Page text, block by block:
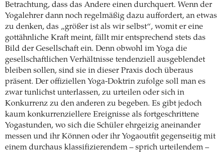
Betrachtung, dass das Andere einen durchquert. Wenn der
Yogalehrer dann noch regelmäßig dazu auffordert, an etwas
zu denken, das „größer ist als wir selbst“, womit er eine
gottähnliche Kraft meint, fällt mir entsprechend stets das
Bild der Gesellschaft ein. Denn obwohl im Yoga die
gesellschaftlichen Verhältnisse tendenziell ausgeblendet
bleiben sollen, sind sie in dieser Praxis doch überaus
präsent. Der offiziellen Yoga-Doktrin zufolge soll man es
zwar tunlichst unterlassen, zu urteilen oder sich in
Konkurrenz zu den anderen zu begeben. Es gibt jedoch
kaum konkurrenziellere Ereignisse als fortgeschrittene
Yogastunden, wo sich die Schüler ehrgeizig aneinander
messen und ihr Können oder ihr Yogaoutfit gegenseitig mit
einem durchaus klassifizierendem – sprich urteilendem –